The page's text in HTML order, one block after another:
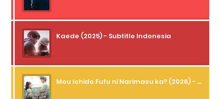
Kaede (2025) - Subtitle Indonesia
Mou Ichido Fufu ni Narimasu ka? (2026) - 01 Subtitle Indonesia